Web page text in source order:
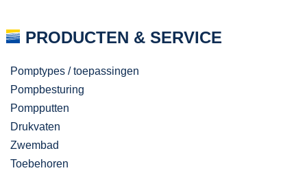
PRODUCTEN & SERVICE
Pomptypes / toepassingen
Pompbesturing
Pompputten
Drukvaten
Zwembad
Toebehoren